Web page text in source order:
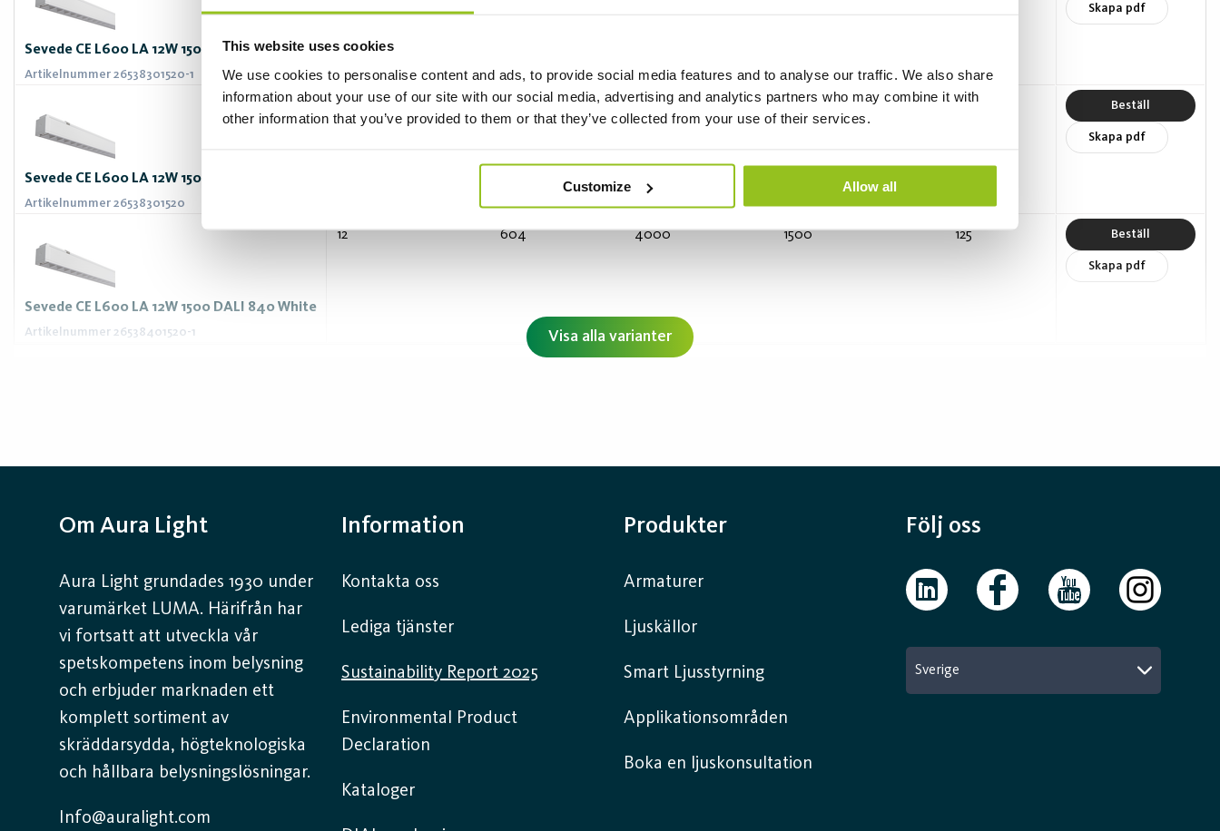
This website uses cookies
We use cookies to personalise content and ads, to provide social media features and to analyse our traffic. We also share
information about your use of our site with our social media, advertising and analytics partners who may combine it with
other information that you’ve provided to them or that they’ve collected from your use of their services.
Customize Allow all
Visa alla varianter
Sevede CE L600 LA 12W 1500 DALI 830 White
Artikelnummer 26538301520-1
Skapa pdf
Sevede CE L600 LA 12W 1500 DALI 830 White
Artikelnummer 26538301520
12 604 3000 1420 118 Beställ
Skapa pdf
Sevede CE L600 LA 12W 1500 DALI 840 White
Artikelnummer 26538401520-1
12 604 4000 1500 125 Beställ
Skapa pdf
Om Aura Light
Aura Light grundades 1930 under
varumärket LUMA. Härifrån har
vi fortsatt att utveckla vår
spetskompetens inom belysning
och erbjuder marknaden ett
komplett sortiment av
skräddarsydda, högteknologiska
och hållbara belysningslösningar.
Info@auralight.com
Information
Kontakta oss
Lediga tjänster
Sustainability Report 2025
Environmental Product
Declaration
Kataloger
Produkter
Armaturer
Ljuskällor
Smart Ljusstyrning
Applikationsområden
Boka en ljuskonsultation
Följ oss
Sverige